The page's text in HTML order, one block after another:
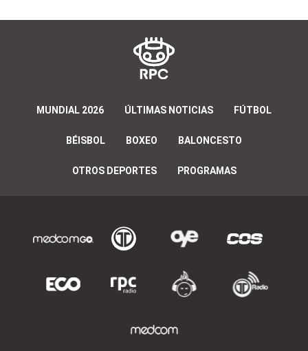
MUNDIAL 2026 ÚLTIMAS NOTICIAS FÚTBOL
BÉISBOL BOXEO BALONCESTO
OTROS DEPORTES PROGRAMAS